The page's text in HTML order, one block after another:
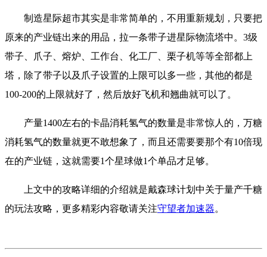
制造星际超市其实是非常简单的，不用重新规划，只要把
原来的产业链出来的用品，拉一条带子进星际物流塔中。3级
带子、爪子、熔炉、工作台、化工厂、栗子机等等全部都上
塔，除了带子以及爪子设置的上限可以多一些，其他的都是
100-200的上限就好了，然后放好飞机和翘曲就可以了。
产量1400左右的卡晶消耗氢气的数量是非常惊人的，万糖
消耗氢气的数量就更不敢想象了，而且还需要要那个有10倍现
在的产业链，这就需要1个星球做1个单品才足够。
上文中的攻略详细的介绍就是戴森球计划中关于量产千糖
的玩法攻略，更多精彩内容敬请关注守望者加速器。